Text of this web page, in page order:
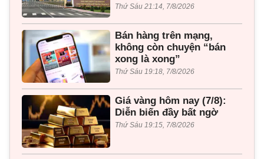
Thứ Sáu 21:14, 7/8/2026
Bán hàng trên mạng,
không còn chuyện “bán
xong là xong”
Thứ Sáu 19:18, 7/8/2026
Giá vàng hôm nay (7/8):
Diễn biến đầy bất ngờ
Thứ Sáu 19:15, 7/8/2026